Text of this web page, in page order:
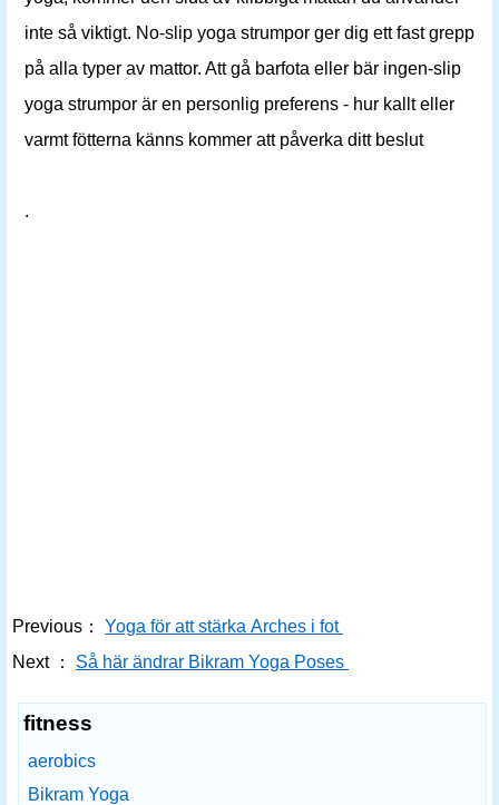
inte så viktigt. No-slip yoga strumpor ger dig ett fast grepp
på alla typer av mattor. Att gå barfota eller bär ingen-slip
yoga strumpor är en personlig preferens - hur kallt eller
varmt fötterna känns kommer att påverka ditt beslut
.
Previous：
Yoga för att stärka Arches i fot
Next ：
Så här ändrar Bikram Yoga Poses
fitness
aerobics
Bikram Yoga